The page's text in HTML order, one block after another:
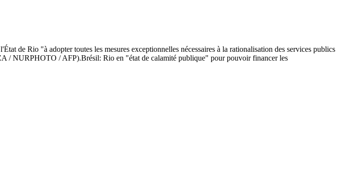
de Rio "à adopter toutes les mesures exceptionnelles nécessaires à la rationalisation des services publics
/ NURPHOTO / AFP).Brésil: Rio en "état de calamité publique" pour pouvoir financer les